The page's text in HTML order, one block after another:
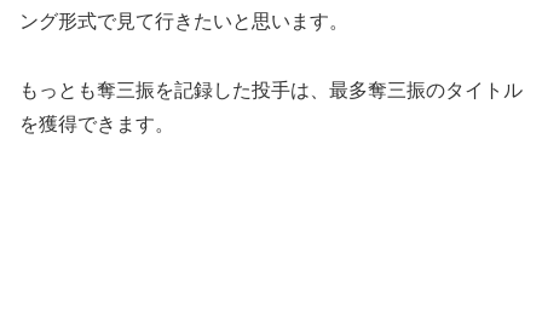
ング形式で見て行きたいと思います。
もっとも奪三振を記録した投手は、最多奪三振のタイトル
を獲得できます。